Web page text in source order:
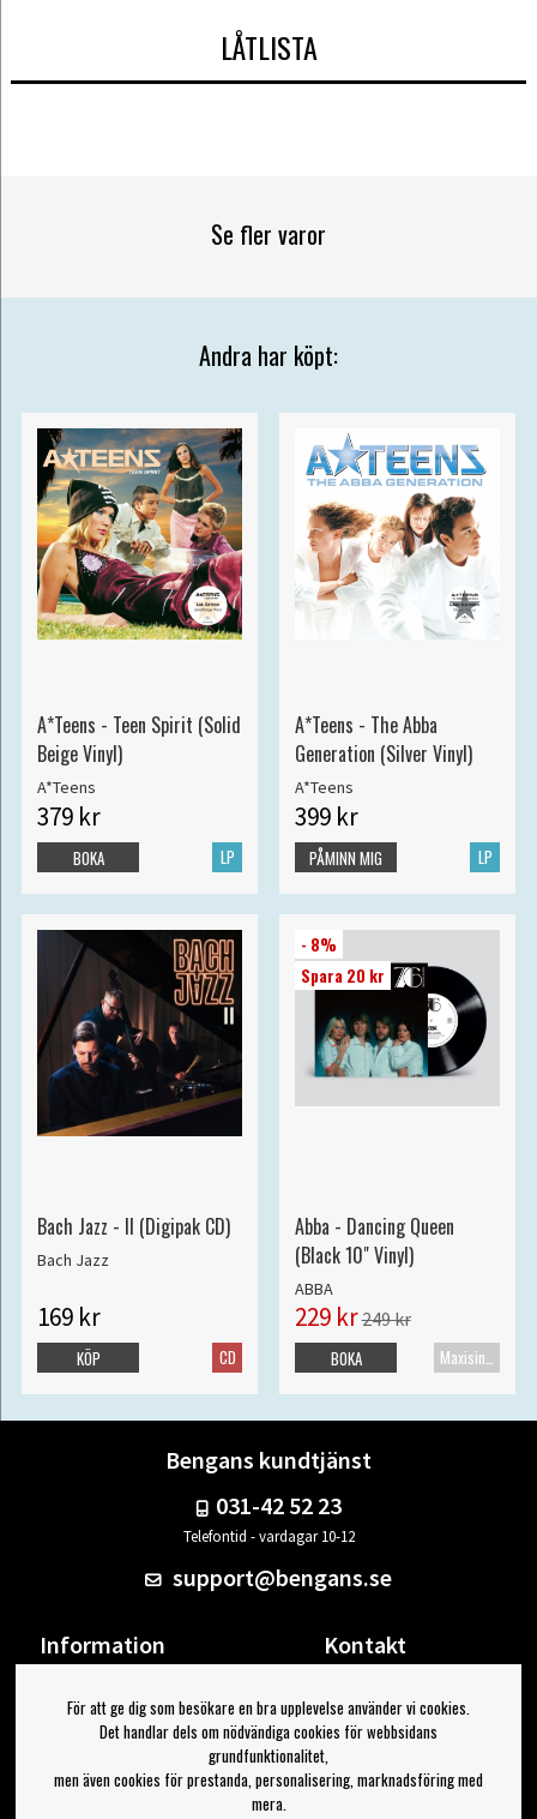
LÅTLISTA
Se fler varor
Andra har köpt:
A*Teens - Teen Spirit (Solid
Beige Vinyl)
A*Teens
379 kr
LP
BOKA
A*Teens - The Abba
Generation (Silver Vinyl)
A*Teens
399 kr
LP
PÅMINN MIG
Bach Jazz - II (Digipak CD)
Bach Jazz
169 kr
CD
KÖP
- 8%
Spara 20 kr
Abba - Dancing Queen
(Black 10" Vinyl)
ABBA
229 kr249 kr
Maxisingel
BOKA
Bengans kundtjänst
031-42 52 23
Telefontid - vardagar 10-12
support@bengans.se
Information
Om Bengans
FAQ / Köp- & Leveransvillkor
Kontakt
Din sida
Logga ut
Jag vill ha tips från Bengans
För att ge dig som besökare en bra upplevelse använder vi cookies.
Det handlar dels om nödvändiga cookies för webbsidans
grundfunktionalitet,
men även cookies för prestanda, personalisering, marknadsföring med
mera.